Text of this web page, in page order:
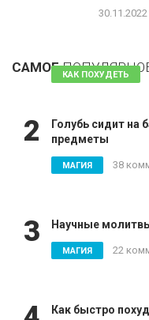
30.11.2022
САМОЕ КАК ПОХУДЕТЬ
2
Голубь сидит на
предметы
МАГИЯ 38
3 Научные
МАГИЯ 22
Как быстро